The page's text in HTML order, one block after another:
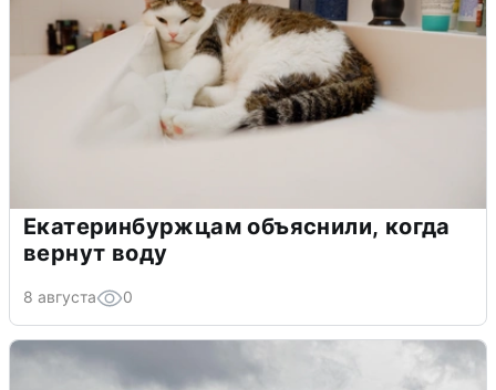
Екатеринбуржцам объяснили, когда
вернут воду
8 августа 0